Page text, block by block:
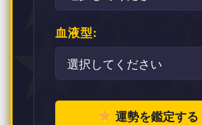
血液型:
運勢を鑑定する